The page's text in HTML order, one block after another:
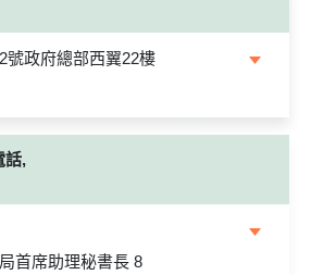
號政府總部西翼22樓
話,
首席助理秘書長 8